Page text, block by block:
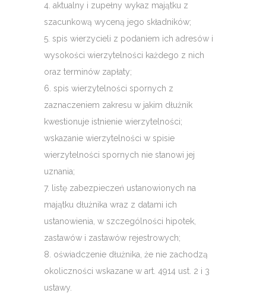
4. aktualny i zupełny wykaz majątku z
szacunkową wyceną jego składników;
5. spis wierzycieli z podaniem ich adresów i
wysokości wierzytelności każdego z nich
oraz terminów zapłaty;
6. spis wierzytelności spornych z
zaznaczeniem zakresu w jakim dłużnik
kwestionuje istnienie wierzytelności;
wskazanie wierzytelności w spisie
wierzytelności spornych nie stanowi jej
uznania;
7. listę zabezpieczeń ustanowionych na
majątku dłużnika wraz z datami ich
ustanowienia, w szczególności hipotek,
zastawów i zastawów rejestrowych;
8. oświadczenie dłużnika, że nie zachodzą
okoliczności wskazane w art. 4914 ust. 2 i 3
ustawy.